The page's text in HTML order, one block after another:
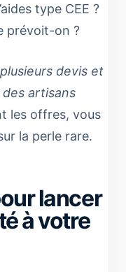
type CEE ?
prévoit-on ?
devis et
artisans
les offres, vous
la perle rare.
lancer
à votre